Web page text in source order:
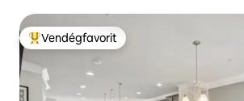
Kiemelt vendégfavorit
Vendégfavorit